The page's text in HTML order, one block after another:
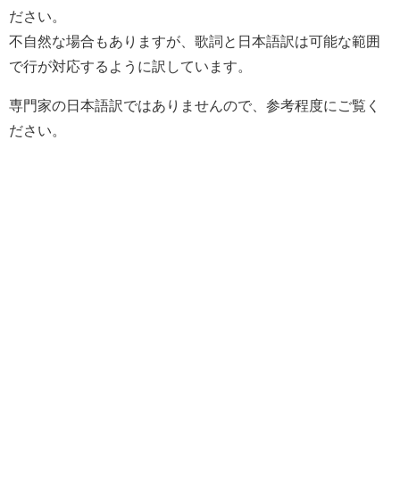
ださい。
不自然な場合もありますが、歌詞と日本語訳は可能な範囲
で行が対応するように訳しています。
専門家の日本語訳ではありませんので、参考程度にご覧く
ださい。